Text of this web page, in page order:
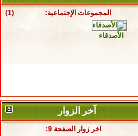
(1) المجموعات الإجتماعية:
الأصدقاء
آخر الزوار
اخر زوار الصفحة 9: